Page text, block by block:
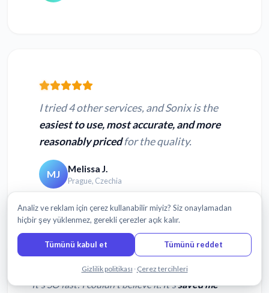
I tried 4 other services, and Sonix is the
easiest to use, most accurate, and more
reasonably pricedfor the quality.
MJ Melissa J.
Prague, Czechia
It's SO fast! I couldn't believe it. It'ssaved me
Bizimle sohbet edin
Analiz ve reklam için çerez kullanabilir miyiz? Siz onaylamadan
hiçbir şey yüklenmez, gerekli çerezler açık kalır.
Tümünü kabul et Tümünü reddet
Gizlilik politikası · Çerez tercihleri